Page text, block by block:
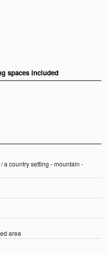
spaces included
a country setting - mountain -
area